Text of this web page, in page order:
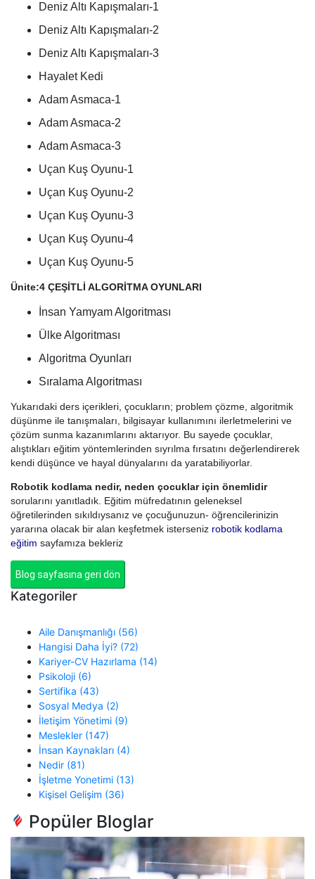
Deniz Altı Kapışmaları-1
Deniz Altı Kapışmaları-2
Deniz Altı Kapışmaları-3
Hayalet Kedi
Adam Asmaca-1
Adam Asmaca-2
Adam Asmaca-3
Uçan Kuş Oyunu-1
Uçan Kuş Oyunu-2
Uçan Kuş Oyunu-3
Uçan Kuş Oyunu-4
Uçan Kuş Oyunu-5
Ünite:4 ÇEŞİTLİ ALGORİTMA OYUNLARI
İnsan Yamyam Algoritması
Ülke Algoritması
Algoritma Oyunları
Sıralama Algoritması
Yukarıdaki ders içerikleri, çocukların; problem çözme, algoritmik
düşünme ile tanışmaları, bilgisayar kullanımını ilerletmelerini ve
çözüm sunma kazanımlarını aktarıyor. Bu sayede çocuklar,
alıştıkları eğitim yöntemlerinden sıyrılma fırsatını değerlendirerek
kendi düşünce ve hayal dünyalarını da yaratabiliyorlar.
Robotik kodlama nedir, neden çocuklar için önemlidir
sorularını yanıtladık. Eğitim müfredatının geleneksel
öğretilerinden sıkıldıysanız ve çocuğunuzun- öğrencilerinizin
yararına olacak bir alan keşfetmek isterseniz robotik kodlama
eğitim sayfamıza bekleriz
Blog sayfasına geri dön
Kategoriler
Aile Danışmanlığı (56)
Hangisi Daha İyi? (72)
Kariyer-CV Hazırlama (14)
Psikoloji (6)
Sertifika (43)
Sosyal Medya (2)
İletişim Yönetimi (9)
Meslekler (147)
İnsan Kaynakları (4)
Nedir (81)
İşletme Yonetimi (13)
Kişisel Gelişim (36)
Popüler Bloglar